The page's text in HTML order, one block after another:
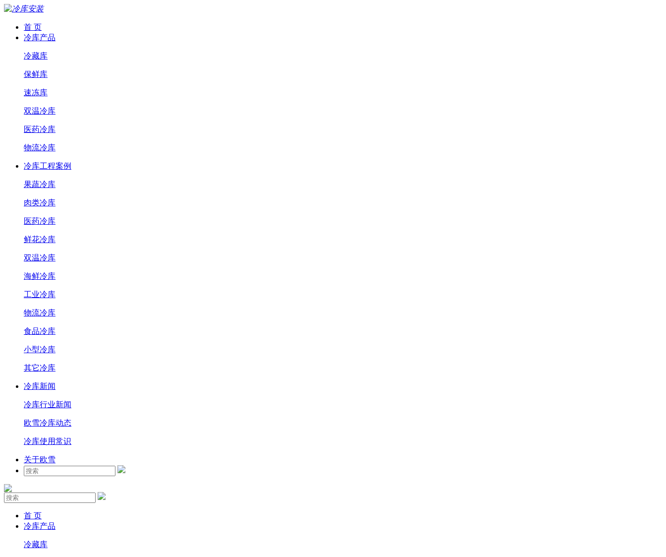
首 页
冷库产品
冷藏库
保鲜库
速冻库
双温冷库
医药冷库
物流冷库
冷库工程案例
果蔬冷库
肉类冷库
医药冷库
鲜花冷库
双温冷库
海鲜冷库
工业冷库
物流冷库
食品冷库
小型冷库
其它冷库
冷库新闻
冷库行业新闻
欧雪冷库动态
冷库使用常识
关于欧雪
首 页
冷库产品
冷藏库